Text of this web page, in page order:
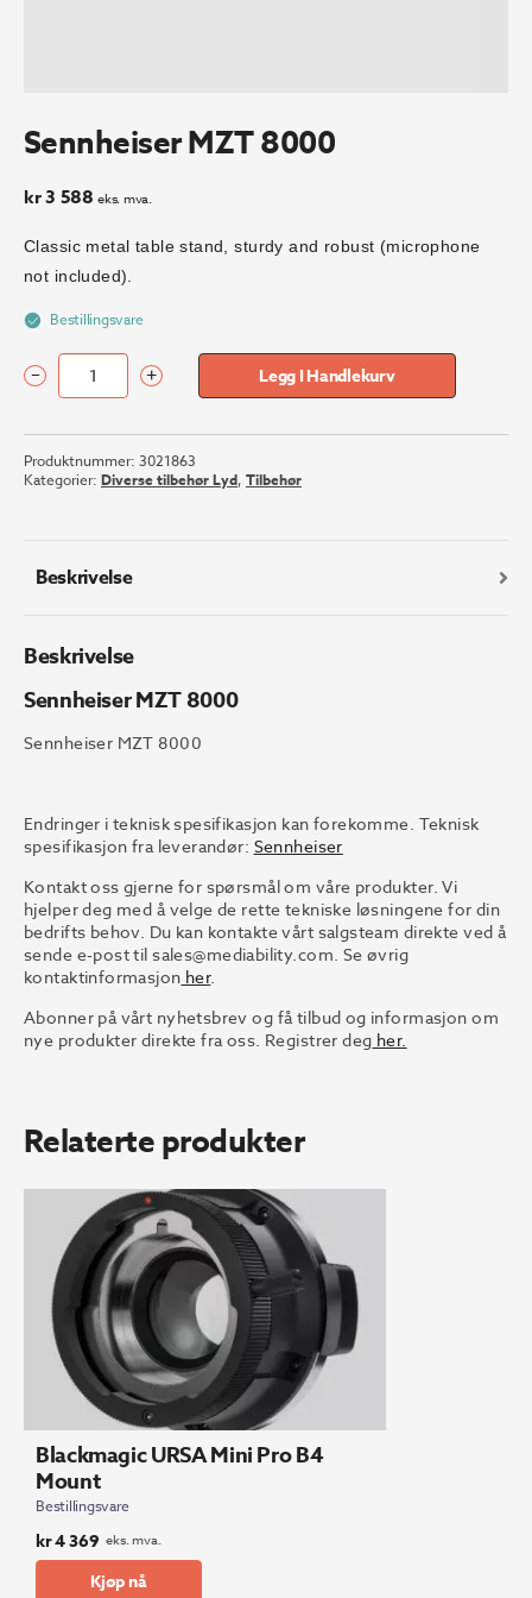
Sennheiser MZT 8000
kr3 588 eks. mva.
Classic metal table stand, sturdy and robust (microphone
not included).
Bestillingsvare
Sennheiser
8000
antall
– + Legg I Handlekurv
Produktnummer: 3021863
Kategorier: Diverse tilbehør Lyd, Tilbehør
Beskrivelse
Beskrivelse
Sennheiser MZT 8000
Sennheiser MZT 8000
Endringer i teknisk spesifikasjon kan forekomme. Teknisk
spesifikasjon fra leverandør: Sennheiser
Kontakt oss gjerne for spørsmål om våre produkter. Vi
hjelper deg med å velge de rette tekniske løsningene for din
bedrifts behov. Du kan kontakte vårt salgsteam direkte ved å
sende e-post tilsales@mediability.com. Se øvrig
kontaktinformasjon her.
Abonner på vårt nyhetsbrev og få tilbud og informasjon om
nye produkter direkte fra oss. Registrer deg her.
Relaterte produkter
Blackmagic URSA Mini Pro B4
Mount
Bestillingsvare
kr4 369 eks. mva.
Kjøp nå